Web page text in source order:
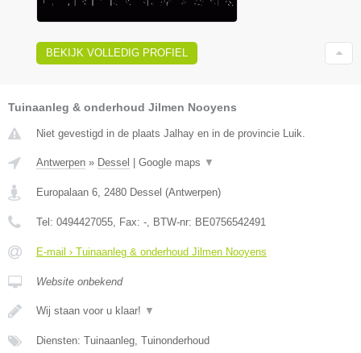
BEKIJK VOLLEDIG PROFIEL
Tuinaanleg & onderhoud Jilmen Nooyens
Niet gevestigd in de plaats Jalhay en in de provincie Luik.
Antwerpen » Dessel Google maps ▼
Europalaan 6, 2480 Dessel (Antwerpen)
Tel: 0494427055, Fax: -, BTW-nr: BE0756542491
E-mail › Tuinaanleg & onderhoud Jilmen Nooyens
Website onbekend
Wij staan voor u klaar! ▼
Diensten: Tuinaanleg, Tuinonderhoud